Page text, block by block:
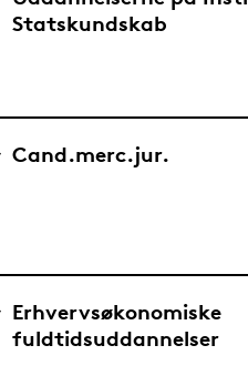
Statskundskab
Cand.merc.jur.
Erhvervsøkonomiske
fuldtidsuddannelser